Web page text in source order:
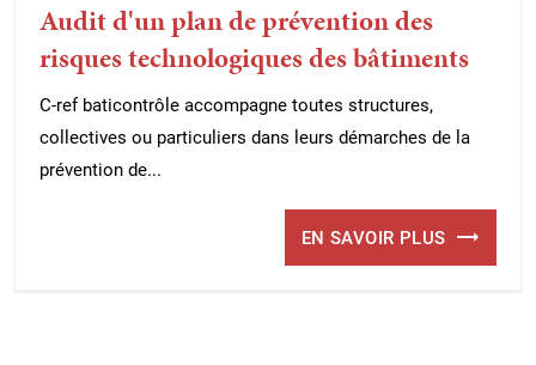
Audit d'un plan de prévention des
risques technologiques des bâtiments
C-ref baticontrôle accompagne toutes structures,
collectives ou particuliers dans leurs démarches de la
prévention de...
EN SAVOIR PLUS